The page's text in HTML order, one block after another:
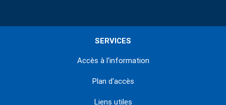
SERVICES
Accès à l'information
Plan d'accès
Liens utiles